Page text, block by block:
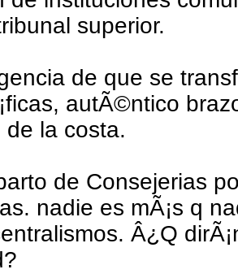
superior.
de que se
autÃ©ntico
de la costa.
de Consejerias
nadie es mÃ¡s q
Â¿Q